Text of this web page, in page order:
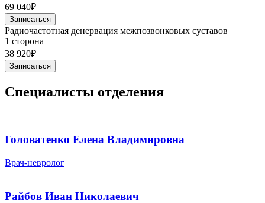
69 040₽
Записаться
Радиочастотная денервация межпозвонковых суставов
1 сторона
38 920₽
Записаться
Специалисты отделения
Головатенко Елена Владимировна
Врач-невролог
Райбов Иван Николаевич